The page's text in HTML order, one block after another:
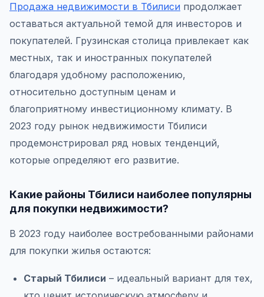
Продажа недвижимости в Тбилиси продолжает
оставаться актуальной темой для инвесторов и
покупателей. Грузинская столица привлекает как
местных, так и иностранных покупателей
благодаря удобному расположению,
относительно доступным ценам и
благоприятному инвестиционному климату. В
2023 году рынок недвижимости Тбилиси
продемонстрировал ряд новых тенденций,
которые определяют его развитие.
Какие районы Тбилиси наиболее популярны
для покупки недвижимости?
В 2023 году наиболее востребованными районами
для покупки жилья остаются:
Старый Тбилиси – идеальный вариант для тех,